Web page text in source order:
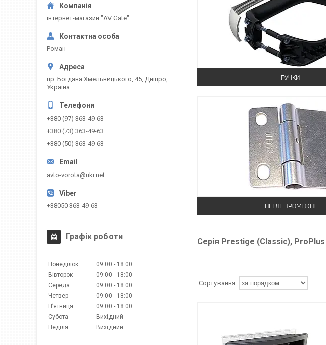
РУЧКИ
ПЕТЛІ ПРОМІЖНІ
Серія Prestige (Classic), ProPlus
інтернет-магазин "AV Gate"
Роман
пр. Богдана Хмельницького, 45, Дніпро,
Україна
+380 (97) 363-49-63
+380 (73) 363-49-63
+380 (50) 363-49-63
avto-vorota@ukr.net
+38050 363-49-63
Графік роботи
Понеділок 09:00
18:00
Вівторок
09:00
18:00
Середа
09:00
18:00
Четвер
09:00
18:00
Пʼятниця
09:00
18:00
Субота
Вихідний
Неділя
Вихідний